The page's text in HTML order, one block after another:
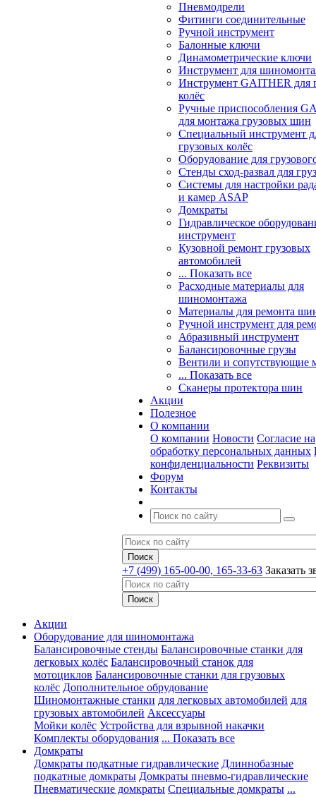
Пневмодрели
Фитинги соединительные
Ручной инструмент
Балонные ключи
Динамометрические ключи
Инструмент для
Инструмент GAITHER для
колёс
Ручные приспособления
для монтажа грузовых шин
Специальный инструмент
грузовых колёс
Оборудование для
Стенды сход-развал для
Системы для настройки
и камер ASAP
Домкраты
Гидравлическое
инструмент
Кузовной ремонт грузовых
автомобилей
... Показать все
Расходные материалы для
шиномонтажа
Материалы для ремонта
Ручной инструмент для
Абразивный инструмент
Балансировочные грузы
Вентили и сопутствующие
... Показать все
Сканеры протектора шин
Акции
Полезное
О компании
О компании Новости Согласие на
обработку персональных данных
конфиденциальности Реквизиты
Форум
Контакты
+7 (499) 165-00-00, 165-33-63 Заказать
Акции
Оборудование для шиномонтажа
Балансировочные стенды Балансировочные станки для
легковых колёс Балансировочный станок для
мотоциклов Балансировочные станки для грузовых
колёс Дополнительное обрудование
Шиномонтажные станки для легковых автомобилей для
грузовых автомобилей Аксессуары
Мойки колёс Устройства для взрывной накачки
Комплекты оборудования ... Показать все
Домкраты
Домкраты подкатные гидравлические Длиннобазные
подкатные домкраты Домкраты пневмо-гидравлические
Пневматические домкраты Специальные домкраты ...